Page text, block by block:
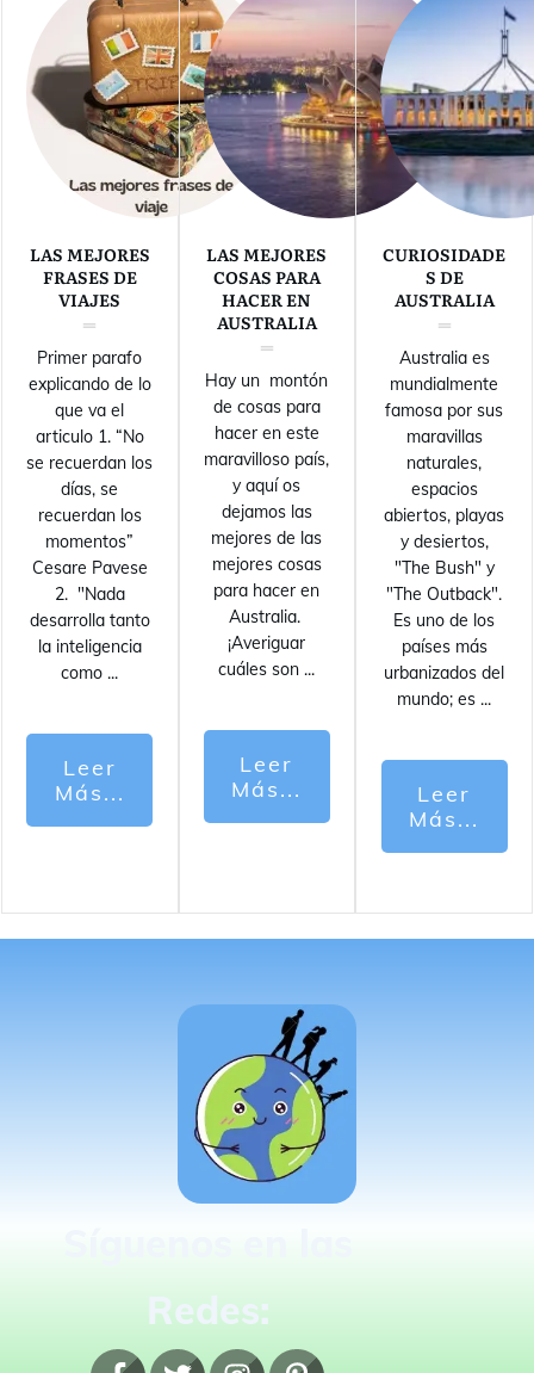
LAS MEJORES
FRASES DE
VIAJES
Primer parafo
explicando de lo
que va el
articulo 1. “No
se recuerdan los
días, se
recuerdan los
momentos”
Cesare Pavese
2. "Nada
desarrolla tanto
la inteligencia
como ...
Leer
Más...
LAS MEJORES
COSAS PARA
HACER EN
AUSTRALIA
Hay un montón
de cosas para
hacer en este
maravilloso país,
y aquí os
dejamos las
mejores de las
mejores cosas
para hacer en
Australia.
¡Averiguar
cuáles son ...
Leer
Más...
CURIOSIDADE
S DE
AUSTRALIA
Australia es
mundialmente
famosa por sus
maravillas
naturales,
espacios
abiertos, playas
y desiertos,
"The Bush" y
"The Outback".
Es uno de los
países más
urbanizados del
mundo; es ...
Leer
Más...
Redes: